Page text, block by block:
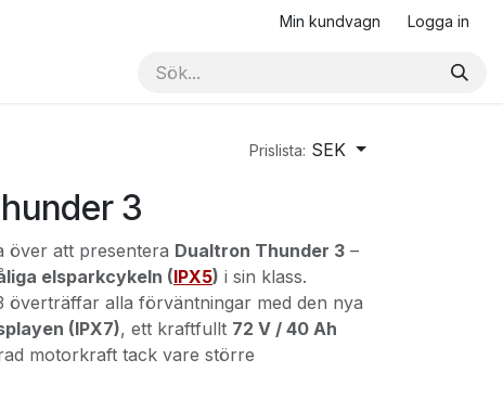
Min kundvagn Logga in
Prislista: SEK
3
över att presentera Dualtron Thunder 3 –
elsparkcykeln (IPX5) i sin klass.
överträffar alla förväntningar med den nya
(IPX7), ett kraftfullt 72 V / 40 Ah
motorkraft tack vare större